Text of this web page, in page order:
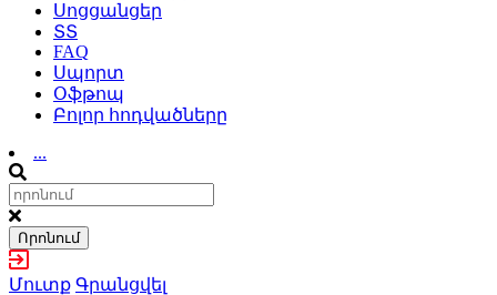
Սոցցանցեր
ՏՏ
FAQ
Սպորտ
Օֆթոպ
Բոլոր հոդվածները
...
Որոնում
Մուտք Գրանցվել